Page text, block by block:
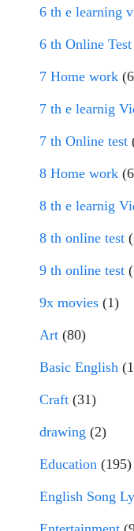
6 th e learning
6 th Online Test
7 Home work
7 th e learnig
7 th Online test
8 Home work
8 th e learnig
8 th online test
9 th online test
9x movies (1)
Art (80)
Basic English
Craft (31)
drawing (2)
Education (195)
English Song